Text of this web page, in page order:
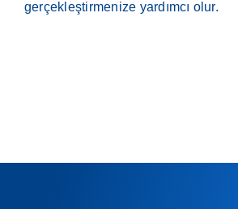
gerçekleştirmenize yardımcı olur.